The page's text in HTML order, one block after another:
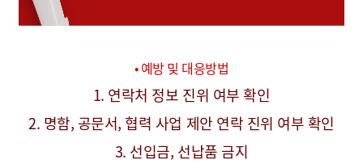
• 예방 및 대응방법
1. 연락처 정보 진위 여부 확인
2. 명함, 공문서, 협력 사업 제안 연락 진위 여부 확인
3. 선입금, 선납품 금지